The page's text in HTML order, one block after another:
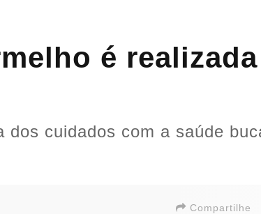
é
cuidados com a saúde
Compartilhe